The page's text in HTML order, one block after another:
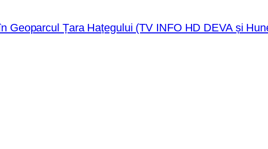
Geoparcul Țara Hațegului (TV INFO HD DEVA și